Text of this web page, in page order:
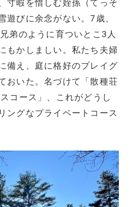
寸暇を惜しむ姪孫（てっそ
遊びに余念がない。7歳、
弟のように育ついとこ3人
もかしましい。私たち夫婦
備え、庭に格好のプレイグ
おいた。名づけて「散種荘
コース」、これがどうし
ングなプライベートコース